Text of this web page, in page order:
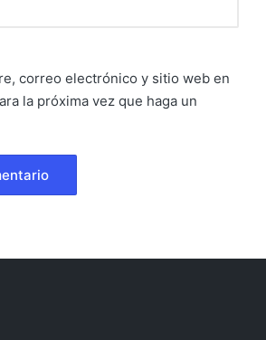
correo electrónico y sitio web en
la próxima vez que haga un